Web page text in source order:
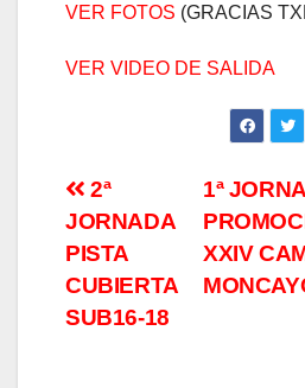
VER FOTOS (GRACIAS
VER VIDEO DE SALIDA
1ª
XXIV
2ª
JORNADA
PISTA
CUBIERTA
SUB16-18